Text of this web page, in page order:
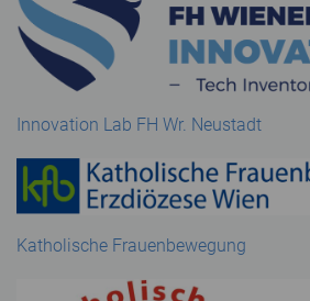
Innovation Lab FH Wr. Neustadt
Katholische Frauenbewegung